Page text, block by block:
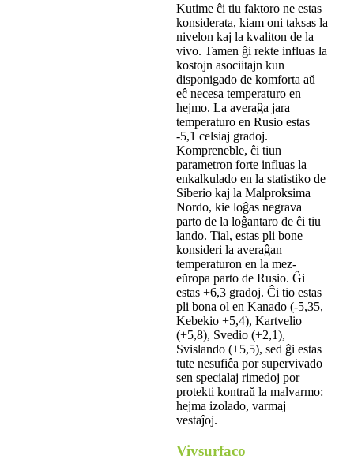
Kutime ĉi tiu faktoro ne estas
konsiderata, kiam oni taksas la
nivelon kaj la kvaliton de la
vivo. Tamen ĝi rekte influas la
kostojn asociitajn kun
disponigado de komforta aŭ
eĉ necesa temperaturo en
hejmo. La averaĝa jara
temperaturo en Rusio estas
-5,1 celsiaj gradoj.
Kompreneble, ĉi tiun
parametron forte influas la
enkalkulado en la statistiko de
Siberio kaj la Malproksima
Nordo, kie loĝas negrava
parto de la loĝantaro de ĉi tiu
lando. Tial, estas pli bone
konsideri la averaĝan
temperaturon en la mez-
eŭropa parto de Rusio. Ĝi
estas +6,3 gradoj. Ĉi tio estas
pli bona ol en Kanado (-5,35,
Kebekio +5,4), Kartvelio
(+5,8), Svedio (+2,1),
Svislando (+5,5), sed ĝi estas
tute nesufiĉa por supervivado
sen specialaj rimedoj por
protekti kontraŭ la malvarmo:
hejma izolado, varmaj
vestaĵoj.
Vivsurfaco